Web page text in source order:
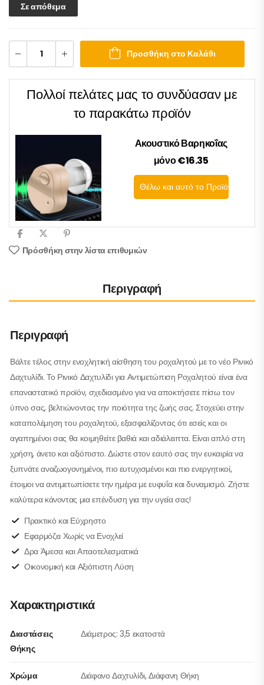
Σε απόθεμα
Προσθήκη στο Καλάθι
Πολλοί πελάτες μας το συνδύασαν με
το παρακάτω προϊόν
Ακουστικό Βαρηκοΐας
μόνο €16.35
Θέλω και αυτό το Προϊόν
Πρόσθήκη στην λίστα επιθυμιών
Περιγραφή
Περιγραφή
Βάλτε τέλος στην ενοχλητική αίσθηση του ροχαλητού με το νέο Ρινικό
Δαχτυλίδι. Το Ρινικό Δαχτυλίδι για Αντιμετώπιση Ροχαλητού είναι ένα
επαναστατικό προϊόν, σχεδιασμένο για να αποκτήσετε πίσω τον
ύπνο σας, βελτιώνοντας την ποιότητα της ζωής σας. Στοχεύει στην
καταπολέμηση του ροχαλητού, εξασφαλίζοντας ότι εσείς και οι
αγαπημένοι σας θα κοιμηθείτε βαθιά και αδιάλειπτα. Είναι απλό στη
χρήση, άνετο και αξιόπιστο. Δώστε στον εαυτό σας την ευκαιρία να
ξυπνάτε αναζωογονημένοι, πιο ευτυχισμένοι και πιο ενεργητικοί,
έτοιμοι να αντιμετωπίσετε την ημέρα με ευφυΐα και δυναμισμό. Ζήστε
καλύτερα κάνοντας μια επένδυση για την υγεία σας!
Πρακτικό και Εύχρηστο
Εφαρμόζει Χωρίς να Ενοχλεί
Δρα Άμεσα και Απαοτελεσματικά
Οικονομική και Αξιόπιστη Λύση
Χαρακτηριστικά
Διαστάσεις
Θήκης
Διάμετρος: 3,5 εκατοστά
Χρώμα Διάφανο Δαχτυλίδι, Διάφανη Θήκη